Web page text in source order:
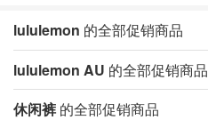
lululemon 的全部促销商品
lululemon AU 的全部促销商品
休闲裤 的全部促销商品